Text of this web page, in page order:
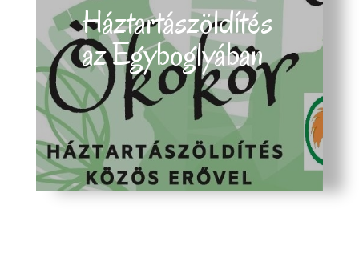
Háztartászöldítés
az Egyboglyában